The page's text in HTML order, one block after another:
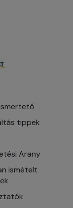
tippek
Arany
ismételt